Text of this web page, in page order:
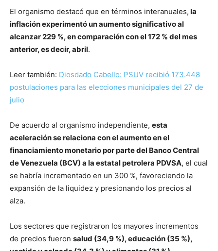
El organismo destacó que en términos interanuales, la
inflación experimentó un aumento significativo al
alcanzar 229 %, en comparación con el 172 % del mes
anterior, es decir, abril.
Leer también: Diosdado Cabello: PSUV recibió 173.448
postulaciones para las elecciones municipales del 27 de
julio
De acuerdo al organismo independiente, esta
aceleración se relaciona con el aumento en el
financiamiento monetario por parte del Banco Central
de Venezuela (BCV) a la estatal petrolera PDVSA, el cual
se habría incrementado en un 300 %, favoreciendo la
expansión de la liquidez y presionando los precios al
alza.
Los sectores que registraron los mayores incrementos
de precios fueron salud (34,9 %), educación (35 %),